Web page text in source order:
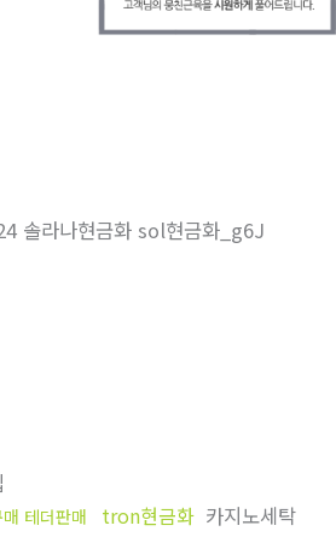
솔라나현금화 sol현금화_g6J
테더판매 tron현금화 카지노세탁